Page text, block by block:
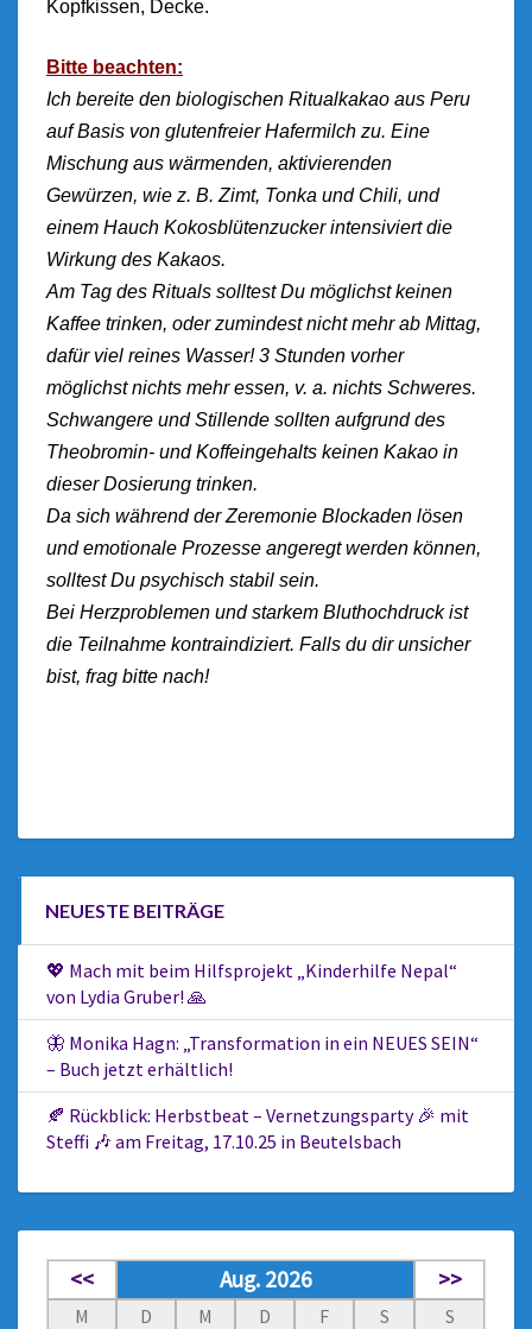
Kopfkissen, Decke.
Bitte beachten:
Ich bereite den biologischen Ritualkakao aus Peru
auf Basis von glutenfreier Hafermilch zu. Eine
Mischung aus wärmenden, aktivierenden
Gewürzen, wie z. B. Zimt, Tonka und Chili, und
einem Hauch Kokosblütenzucker intensiviert die
Wirkung des Kakaos.
Am Tag des Rituals solltest Du möglichst keinen
Kaffee trinken, oder zumindest nicht mehr ab Mittag,
dafür viel reines Wasser! 3 Stunden vorher
möglichst nichts mehr essen, v. a. nichts Schweres.
Schwangere und Stillende sollten aufgrund des
Theobromin- und Koffeingehalts keinen Kakao in
dieser Dosierung trinken.
Da sich während der Zeremonie Blockaden lösen
und emotionale Prozesse angeregt werden können,
solltest Du psychisch stabil sein.
Bei Herzproblemen und starkem Bluthochdruck ist
die Teilnahme kontraindiziert. Falls du dir unsicher
bist, frag bitte nach!
NEUESTE BEITRÄGE
💖 Mach mit beim Hilfsprojekt „Kinderhilfe Nepal“
von Lydia Gruber! 🙏
🦋 Monika Hagn: „Transformation in ein NEUES SEIN“
– Buch jetzt erhältlich!
🍂 Rückblick: Herbstbeat – Vernetzungsparty 🎉 mit
Steffi 🎶 am Freitag, 17.10.25 in Beutelsbach
<< Aug. 2026 >>
M D M D F S
S